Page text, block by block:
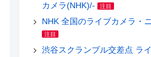
カメラ(NHK)/-
注目
NHK 全国のライブカメラ・
注目
渋谷スクランブル交差点 ラ